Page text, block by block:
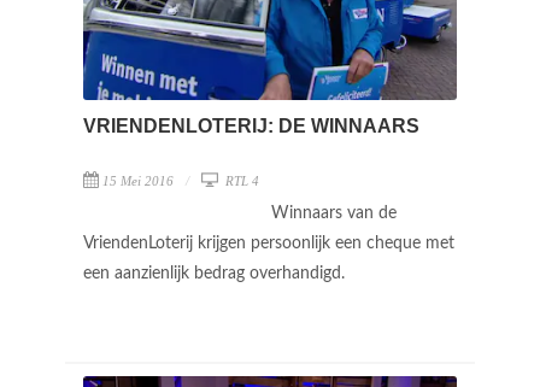
VRIENDENLOTERIJ: DE WINNAARS
15 Mei 2016 RTL 4
Winnaars van de
VriendenLoterij krijgen persoonlijk een cheque met
een aanzienlijk bedrag overhandigd.